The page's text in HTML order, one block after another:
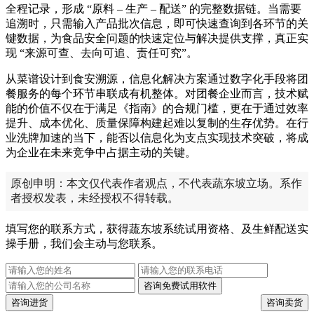
全程记录，形成 “原料 – 生产 – 配送” 的完整数据链。当需要
追溯时，只需输入产品批次信息，即可快速查询到各环节的关
键数据，为食品安全问题的快速定位与解决提供支撑，真正实
现 “来源可查、去向可追、责任可究”。
从菜谱设计到食安溯源，信息化解决方案通过数字化手段将团
餐服务的每个环节串联成有机整体。对团餐企业而言，技术赋
能的价值不仅在于满足《指南》的合规门槛，更在于通过效率
提升、成本优化、质量保障构建起难以复制的生存优势。在行
业洗牌加速的当下，能否以信息化为支点实现技术突破，将成
为企业在未来竞争中占据主动的关键。
原创申明：本文仅代表作者观点，不代表蔬东坡立场。系作
者授权发表，未经授权不得转载。
填写您的联系方式，获得蔬东坡系统试用资格、及生鲜配送实
操手册，我们会主动与您联系。
咨询免费试用软件
咨询进货
咨询卖货